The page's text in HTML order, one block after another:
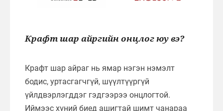
Крафт шар айргийн онцлог юу вэ?
Крафт шар айраг нь ямар нэгэн нэмэлт
бодис, уртасгагчгүй, шүүлтүүргүй
үйлдвэрлэгддэг гэдгээрээ онцлогтой.
Иймээс хүний биед ашигтай шимт чанараа